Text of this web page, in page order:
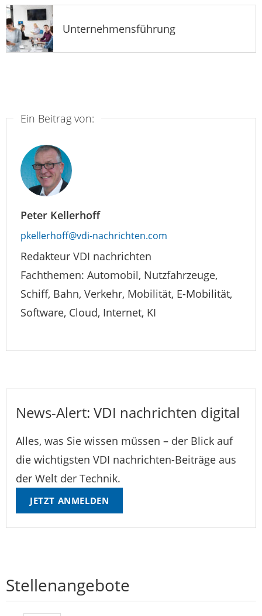
Unternehmensführung
Ein Beitrag von:
Peter Kellerhoff
pkellerhoff@vdi-nachrichten.com
Redakteur VDI nachrichten
Fachthemen: Automobil, Nutzfahrzeuge,
Schiff, Bahn, Verkehr, Mobilität, E-Mobilität,
Software, Cloud, Internet, KI
News-Alert: VDI nachrichten digital
Alles, was Sie wissen müssen – der Blick auf
die wichtigsten VDI nachrichten-Beiträge aus
der Welt der Technik.
JETZT ANMELDEN
Stellenangebote